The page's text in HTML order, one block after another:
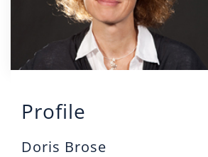
Profile
Doris Brose